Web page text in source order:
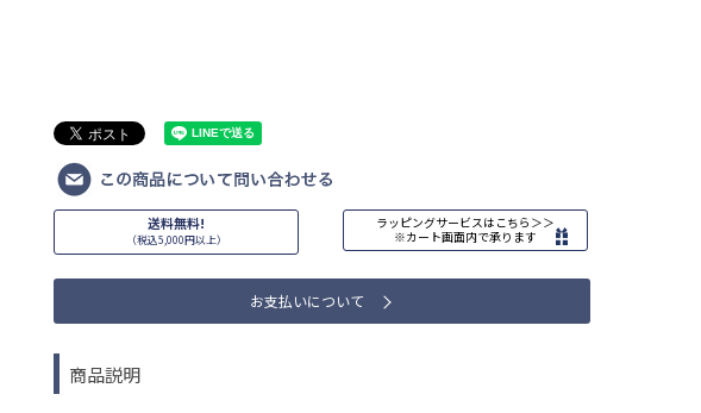
BLACK
送料無料!
（税込5,000円以上）
ラッピングサービスはこちら＞＞
※カート画面内で承ります
お支払いについて
商品説明